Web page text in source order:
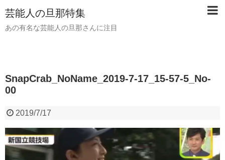
芸能人の旦那特集
あの有名な芸能人の旦那さんに注目
SnapCrab_NoName_2019-7-17_15-57-5_No-
00
2019/7/17